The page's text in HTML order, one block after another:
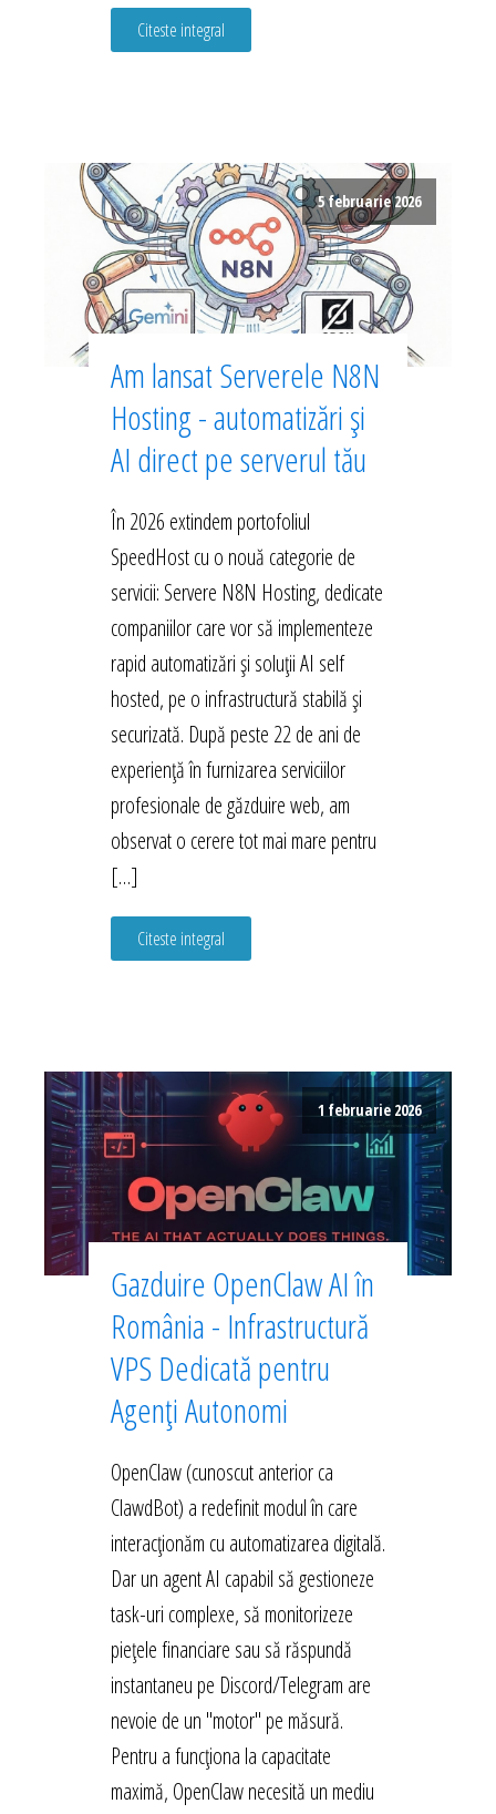
Citeste integral
5 februarie 2026
Am lansat Serverele N8N
Hosting - automatizări și
AI direct pe serverul tău
În 2026 extindem portofoliul
SpeedHost cu o nouă categorie de
servicii: Servere N8N Hosting, dedicate
companiilor care vor să implementeze
rapid automatizări și soluții AI self
hosted, pe o infrastructură stabilă și
securizată. După peste 22 de ani de
experiență în furnizarea serviciilor
profesionale de găzduire web, am
observat o cerere tot mai mare pentru
[…]
Citeste integral
1 februarie 2026
Gazduire OpenClaw AI în
România - Infrastructură
VPS Dedicată pentru
Agenți Autonomi
OpenClaw (cunoscut anterior ca
ClawdBot) a redefinit modul în care
interacționăm cu automatizarea digitală.
Dar un agent AI capabil să gestioneze
task-uri complexe, să monitorizeze
piețele financiare sau să răspundă
instantaneu pe Discord/Telegram are
nevoie de un "motor" pe măsură.
Pentru a funcționa la capacitate
maximă, OpenClaw necesită un mediu